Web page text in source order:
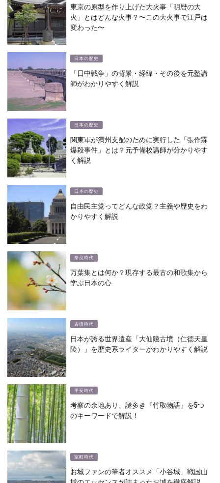
東京の原型を作り上げた大火事「明暦の大
火」とはどんな火事？〜この大火事で江戸は
変わった〜
日本の歴史
「日中戦争」の背景・経緯・その後を元塾講
師がわかりやすく解説
日本の歴史
関東軍が満州支配のために実行した「張作霖
爆殺事件」とは？元予備校講師が分かりやす
く解説
日本の歴史
自由民主党ってどんな政党？主義や歴史をわ
かりやすく解説
奈良時代
万葉集とは何か？現存する最古の和歌集から
学ぶ日本の心
古墳時代
日本が誇る世界遺産「大仙陵古墳（仁徳天皇
陵）」を歴史系ライターがわかりやすく解説
平安時代
考察の余地あり、謎多き『竹取物語』を5つ
のキーワードで解説！
室町時代
お城ファンの筆者オススメ「小谷城」戦国山